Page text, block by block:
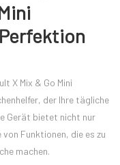
X Mix & Go Mini
der Ihre tägliche
Gerät bietet nicht nur
Funktionen, die es zu
machen.